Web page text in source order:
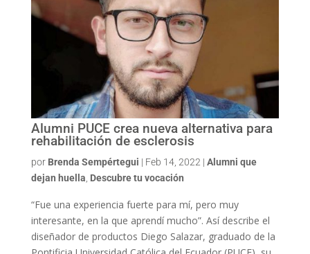
Alumni PUCE crea nueva alternativa para
rehabilitación de esclerosis
por Brenda Sempértegui | Feb 14, 2022 | Alumni que
dejan huella Descubre tu vocación
“Fue una experiencia fuerte para mí, pero muy
interesante, en la que aprendí mucho”. Así describe el
diseñador de productos Diego Salazar, graduado de la